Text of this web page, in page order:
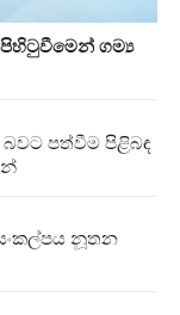
පිහිටුවීමෙන් ගම්‍ය
පත්වීම පිළිබඳ
නූතන